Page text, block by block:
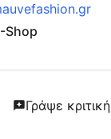
Shop
Γράψε κριτική